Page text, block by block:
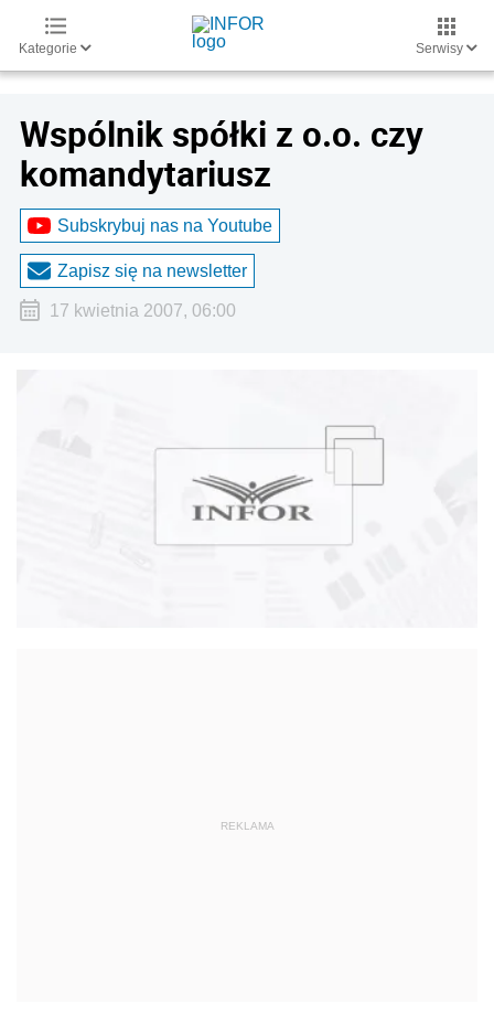
Kategorie Serwisy
Wspólnik spółki z o.o. czy
komandytariusz
Subskrybuj nas na Youtube
Zapisz się na newsletter
17 kwietnia 2007, 06:00